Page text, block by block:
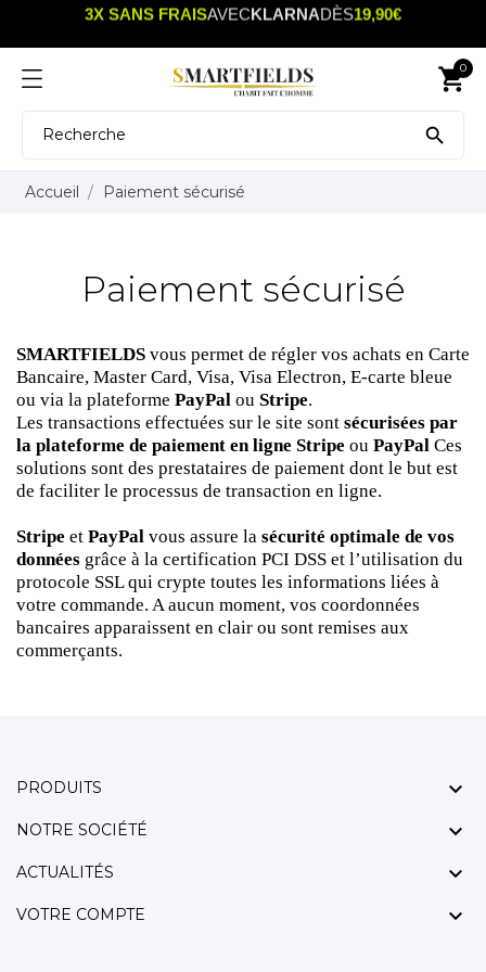
3X SANS FRAISAVECKLARNADÈS19,90€
shopping_cart
0

Accueil Paiement sécurisé
Paiement sécurisé
SMARTFIELDS vous permet de régler vos achats en Carte
Bancaire, Master Card, Visa, Visa Electron, E-carte bleue
ou via la plateforme PayPal ou Stripe.
Les transactions effectuées sur le site sont sécurisées par
la plateforme de paiement en ligne Stripe ou PayPal Ces
solutions sont des prestataires de paiement dont le but est
de faciliter le processus de transaction en ligne.
Stripe et PayPal vous assure la sécurité optimale de vos
données grâce à la certification PCI DSS et l’utilisation du
protocole SSL qui crypte toutes les informations liées à
votre commande. A aucun moment, vos coordonnées
bancaires apparaissent en clair ou sont remises aux
commerçants.
PRODUITS 
NOTRE SOCIÉTÉ 
ACTUALITÉS 
VOTRE COMPTE 